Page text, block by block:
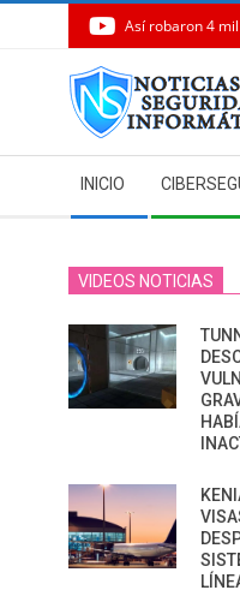
Así robaron 4
Navigation
Menu
INICIO
VIDEOS NOTICIAS